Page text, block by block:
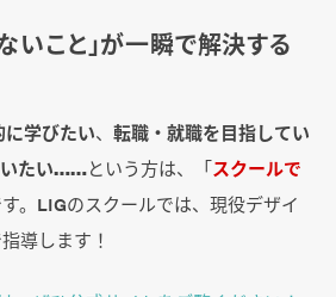
いこと」が一瞬で解決する
学びたい、 転職・就職を目指してい
いたい……という方は、「スクールで
。LIGのスクールでは、現役デザイ
導します！